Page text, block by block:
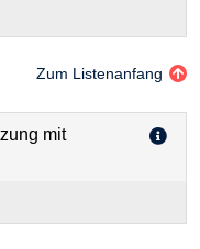
Zum Listenanfang
mit